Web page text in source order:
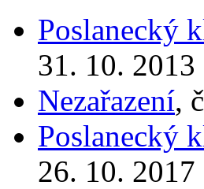
Poslanecký
31. 10.
Nezařazení,
Poslanecký
26. 10. 2017